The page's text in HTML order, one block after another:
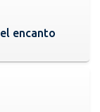
encanto